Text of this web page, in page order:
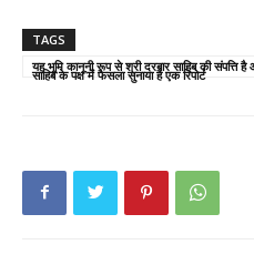
TAGS
यह भूमि कानूनी रूप से श्री दरबार साहिब की संपत्ति
साहिब के पक्ष में फैसला सुनाया है एक रिपोर्ट